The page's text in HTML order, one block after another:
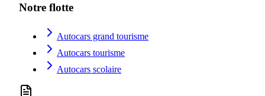
Notre flotte
Autocars grand tourisme
Autocars tourisme
Autocars scolaire